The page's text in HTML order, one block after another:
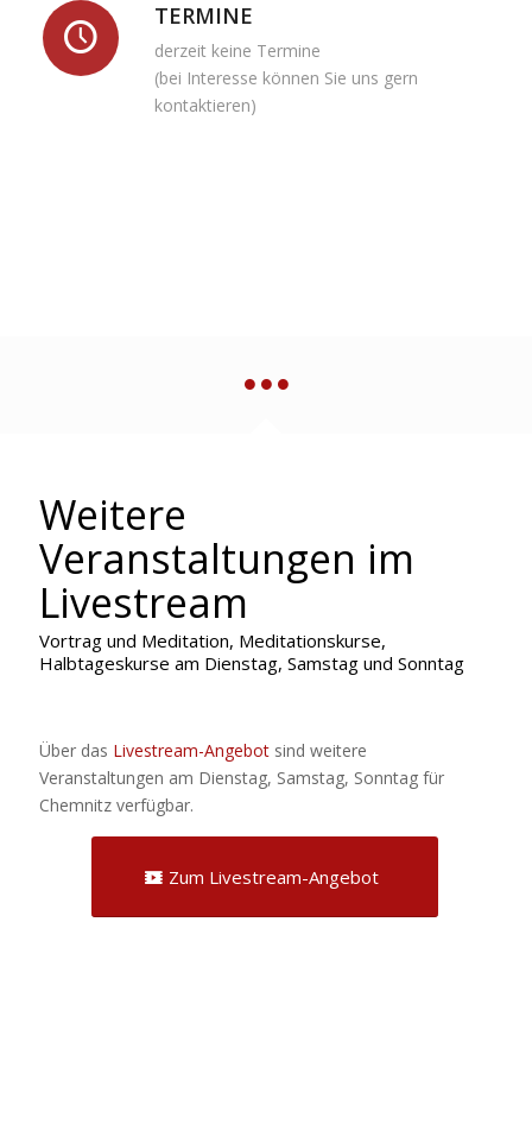
TERMINE
derzeit keine Termine
(bei Interesse können Sie uns gern
kontaktieren)
Weitere
Veranstaltungen im
Livestream
Vortrag und Meditation, Meditationskurse,
Halbtageskurse am Dienstag, Samstag und Sonntag
Über das Livestream-Angebot sind weitere
Veranstaltungen am Dienstag, Samstag, Sonntag für
Chemnitz verfügbar.
Zum Livestream-Angebot